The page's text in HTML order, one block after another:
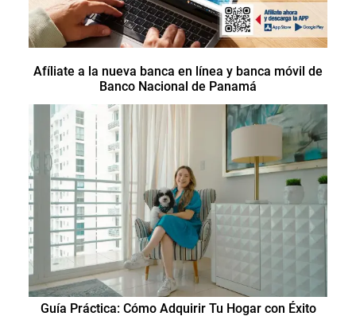
Afíliate a la nueva banca en línea y banca móvil de
Banco Nacional de Panamá
Guía Práctica: Cómo Adquirir Tu Hogar con Éxito